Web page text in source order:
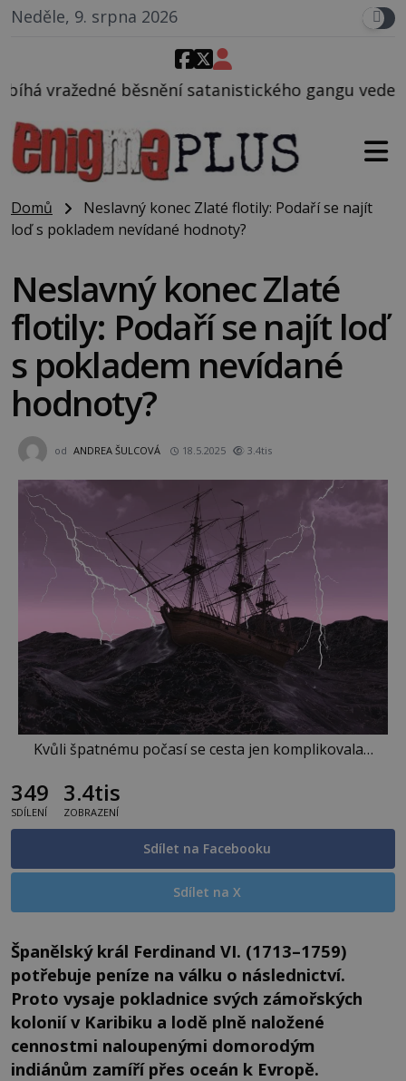
Neděle, 9. srpna 2026
gangu vedeného Charlesem
Domů
Neslavný konec Zlaté flotily: Podaří se najít
loď s pokladem nevídané hodnoty?
Neslavný konec Zlaté
flotily: Podaří se najít loď
s pokladem nevídané
hodnoty?
od ANDREA ŠULCOVÁ 18.5.2025 3.4tis
Kvůli špatnému počasí se cesta jen komplikovala…
349
SDÍLENÍ
3.4tis
ZOBRAZENÍ
Sdílet na Facebooku
Sdílet na X
Španělský král Ferdinand VI. (1713–1759)
potřebuje peníze na válku o následnictví.
Proto vysaje pokladnice svých zámořských
kolonií v Karibiku a lodě plně naložené
cennostmi naloupenými domorodým
indiánům zamíří přes oceán k Evropě.